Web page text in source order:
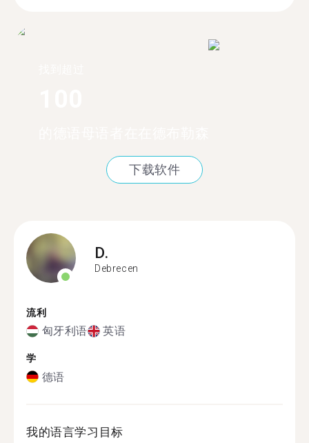
下载软件
D.
Debrecen
流利
匈牙利语 英语
学
德语
我的语言学习目标